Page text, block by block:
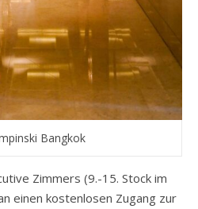
Bangkok
Zimmers (9.-15. Stock im
einen kostenlosen Zugang zur